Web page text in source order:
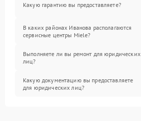
Какую гарантию вы предоставляете?
В каких районах Иванова располагаются
сервисные центры Miele?
Выполняете ли вы ремонт для юридических
лиц?
Какую документацию вы предоставляете
для юридических лиц?